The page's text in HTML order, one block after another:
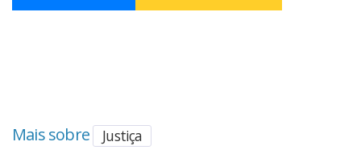
Mais sobre Justiça